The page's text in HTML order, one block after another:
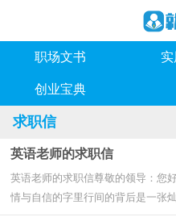
职场文书
创业宝典
求职信
英语老师的求职信
英语老师的求职信尊敬的领导：您
情与自信的字里行间的背后是一张